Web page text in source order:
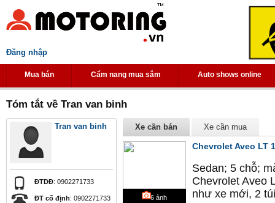
Đăng nhập
Mua bán Cẩm nang mua sắm Auto shows online
Tóm tắt về Tran van binh
Tran van binh
ĐTDĐ: 0902271733
ĐT cố định: 0902271733
Xe cần bán Xe cần mua
6 ảnh
Chevrolet Aveo LT
Sedan; 5 chỗ;
Chevrolet Aveo
như xe mới, 2